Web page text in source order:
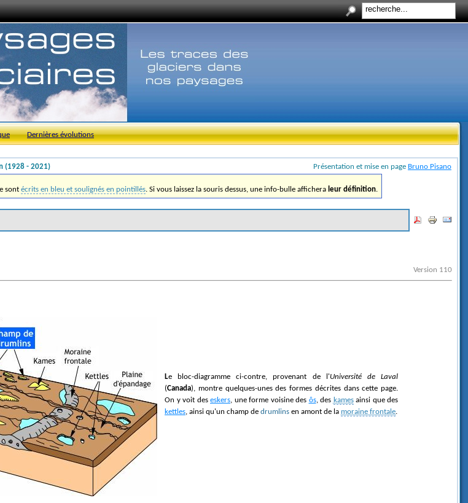
Dernières évolutions
(1928 - 2021) Présentation et mise en page Bruno Pisano
sont écrits en bleu et soulignés en pointillés. Si vous laissez la souris dessus, une info-bulle affichera leur définition.
Version 110
Le bloc-diagramme ci-contre, provenant de l'Université de Laval
(Canada), montre quelques-unes des formes décrites dans cette page.
On y voit des eskers, une forme voisine des ôs, des kamesainsi que des
kettles, ainsi qu'un champ de drumlins en amont de la moraine frontale.